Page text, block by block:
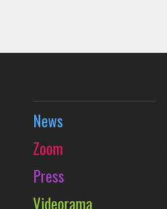
News
Zoom
Press
Videorama